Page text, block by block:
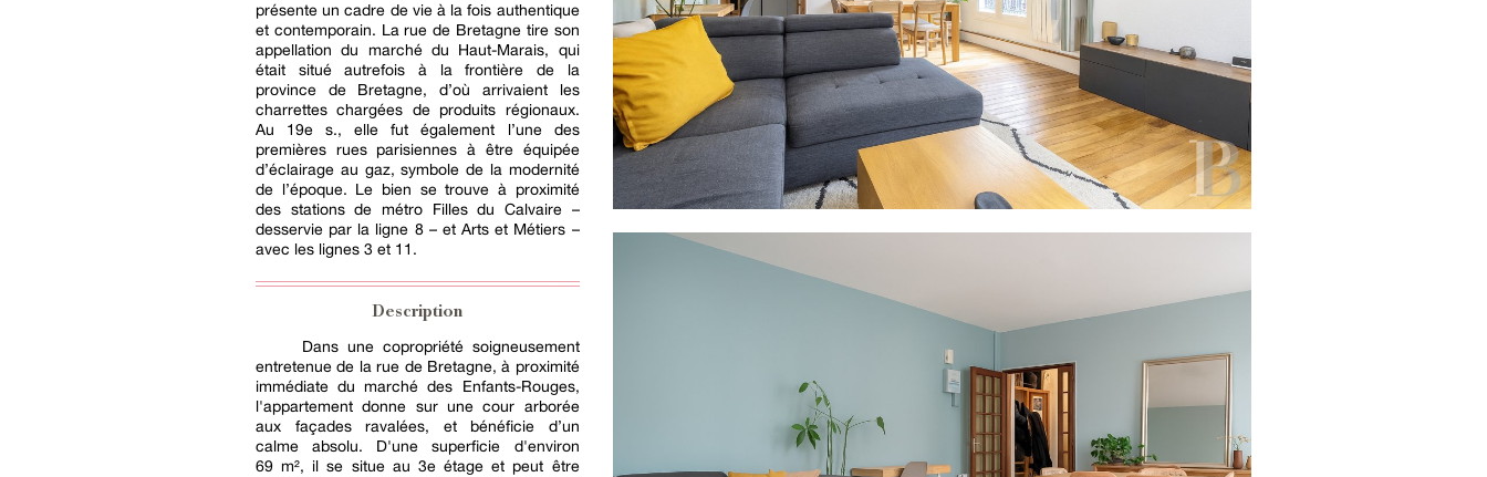
présente un cadre de vie à la fois authentique
et contemporain. La rue de Bretagne tire son
appellation du marché du Haut-Marais, qui
était situé autrefois à la frontière de la
province de Bretagne, d’où arrivaient les
charrettes chargées de produits régionaux.
Au 19e s., elle fut également l’une des
premières rues parisiennes à être équipée
d’éclairage au gaz, symbole de la modernité
de l’époque. Le bien se trouve à proximité
des stations de métro Filles du Calvaire –
desservie par la ligne 8 – et Arts et Métiers –
avec les lignes 3 et 11.
Description
Dans une copropriété soigneusement
entretenue de la rue de Bretagne, à proximité
immédiate du marché des Enfants-Rouges,
l'appartement donne sur une cour arborée
aux façades ravalées, et bénéficie d’un
calme absolu. D'une superficie d'environ
69 m², il se situe au 3e étage et peut être